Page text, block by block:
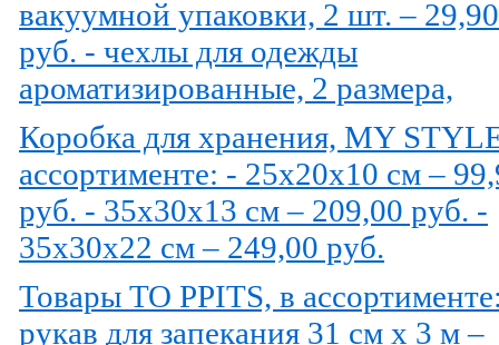
вакуумной упаковки, 2 шт. – 29,90
руб. - чехлы для одежды
ароматизированные, 2 размера,
Коробка для хранения, MY
ассортименте: - 25х20х10 см –
руб. - 35х30х13 см – 209,00 руб. -
35х30х22 см – 249,00 руб.
Товары TO PPITS, в
рукав для запекания 31 см х 3 м –